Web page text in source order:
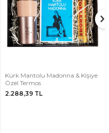
Kürk Mantolu Madonna & Kişiye
Özel Termos
2.288,39TL